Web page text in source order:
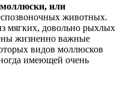
моллюски, или
животных.
мягких, довольно рыхлых
жизненно важные
видов моллюсков
имеющей очень